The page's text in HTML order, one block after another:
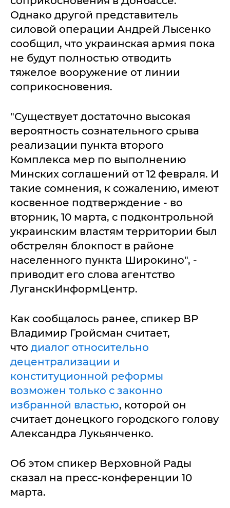
Однако другой представитель
силовой операции Андрей Лысенко
сообщил, что украинская армия пока
не будут полностью отводить
тяжелое вооружение от линии
соприкосновения.
"Существует достаточно высокая
вероятность сознательного срыва
реализации пункта второго
Комплекса мер по выполнению
Минских соглашений от 12 февраля. И
такие сомнения, к сожалению, имеют
косвенное подтверждение - во
вторник, 10 марта, с подконтрольной
украинским властям территории был
обстрелян блокпост в районе
населенного пункта Широкино", -
приводит его слова агентство
ЛуганскИнформЦентр.
Как сообщалось ранее, спикер ВР
Владимир Гройсман считает,
что диалог относительно
децентрализации и
конституционной реформы
возможен только с законно
избранной властью, которой он
считает донецкого городского голову
Александра Лукьянченко.
Об этом спикер Верховной Рады
сказал на пресс-конференции 10
марта.